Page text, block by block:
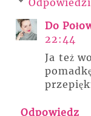
Odpowiedzi
Do
22:44
Ja też
Odpowiedz